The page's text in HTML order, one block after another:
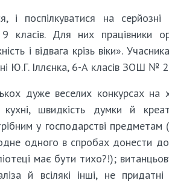
і поспілкуватися на
класів. Для них працівники
і відвага крізь віки».
Ю.Г. Іллєнка, 6-А класів ЗОШ №
дуже веселих конкурсах на
швидкість думки й
у господарстві предметам
одного в спробах донести
має бути тихо?!);
й всілякі інші, не